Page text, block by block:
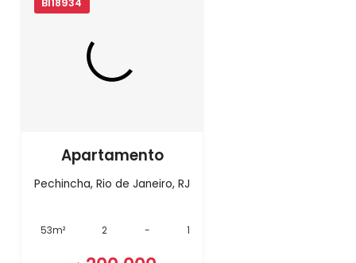
BI18934
Apartamento
Pechincha, Rio de Janeiro, RJ
53m² 2 - 1